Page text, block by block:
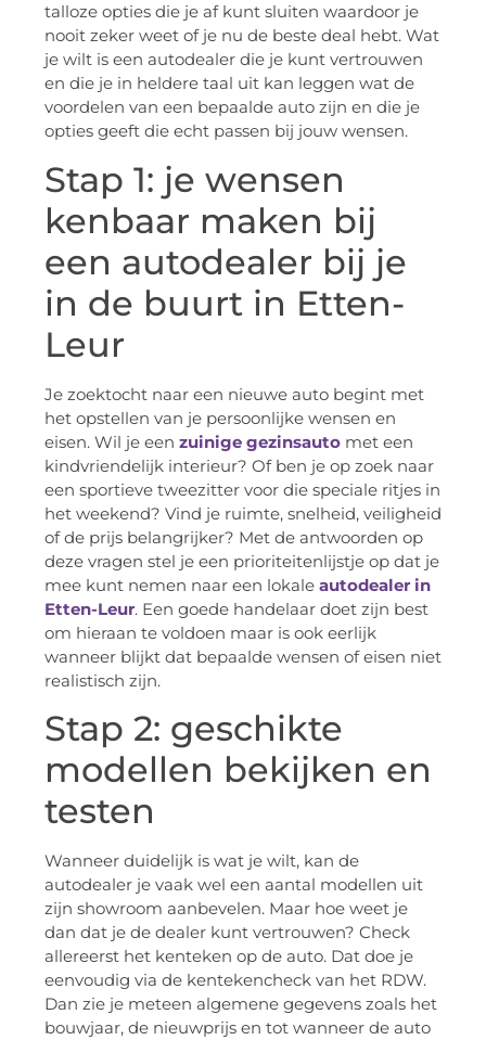
talloze opties die je af kunt sluiten waardoor je
nooit zeker weet of je nu de beste deal hebt. Wat
je wilt is een autodealer die je kunt vertrouwen
en die je in heldere taal uit kan leggen wat de
voordelen van een bepaalde auto zijn en die je
opties geeft die echt passen bij jouw wensen.
Stap 1: je wensen
kenbaar maken bij
een autodealer bij je
in de buurt in Etten-
Leur
Je zoektocht naar een nieuwe auto begint met
het opstellen van je persoonlijke wensen en
eisen. Wil je een zuinige gezinsauto met een
kindvriendelijk interieur? Of ben je op zoek naar
een sportieve tweezitter voor die speciale ritjes in
het weekend? Vind je ruimte, snelheid, veiligheid
of de prijs belangrijker? Met de antwoorden op
deze vragen stel je een prioriteitenlijstje op dat je
mee kunt nemen naar een lokale autodealer in
Etten-Leur. Een goede handelaar doet zijn best
om hieraan te voldoen maar is ook eerlijk
wanneer blijkt dat bepaalde wensen of eisen niet
realistisch zijn.
Stap 2: geschikte
modellen bekijken en
testen
Wanneer duidelijk is wat je wilt, kan de
autodealer je vaak wel een aantal modellen uit
zijn showroom aanbevelen. Maar hoe weet je
dan dat je de dealer kunt vertrouwen? Check
allereerst het kenteken op de auto. Dat doe je
eenvoudig via de kentekencheck van het RDW.
Dan zie je meteen algemene gegevens zoals het
bouwjaar, de nieuwprijs en tot wanneer de auto